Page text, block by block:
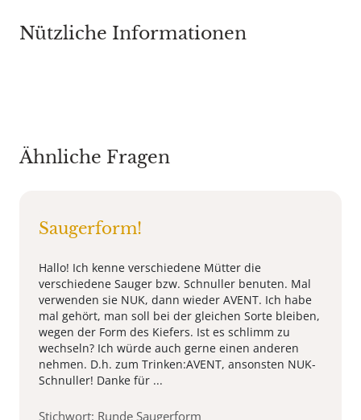
Nützliche Informationen
Ähnliche Fragen
Saugerform!
Hallo! Ich kenne verschiedene Mütter die
verschiedene Sauger bzw. Schnuller benuten. Mal
verwenden sie NUK, dann wieder AVENT. Ich habe
mal gehört, man soll bei der gleichen Sorte bleiben,
wegen der Form des Kiefers. Ist es schlimm zu
wechseln? Ich würde auch gerne einen anderen
nehmen. D.h. zum Trinken:AVENT, ansonsten NUK-
Schnuller! Danke für ...
Stichwort: Runde Saugerform